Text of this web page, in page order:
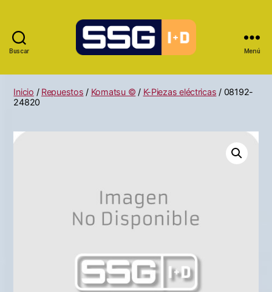
Buscar Menú
Inicio / Repuestos / Komatsu © / K-Piezas eléctricas / 08192-
24820